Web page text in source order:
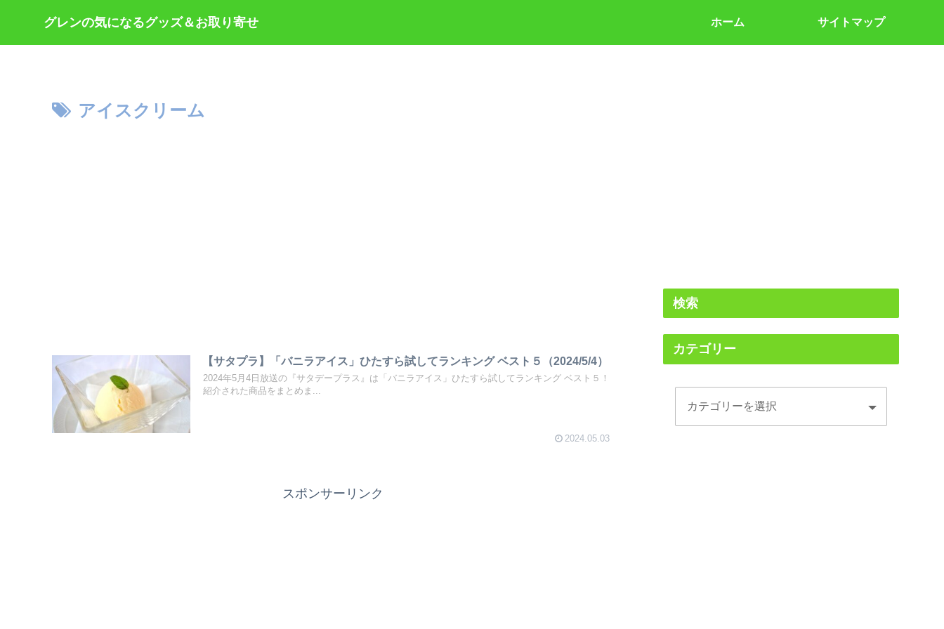
グレンの気になるグッズ＆お取り寄せ ホーム サイトマップ
アイスクリーム
【サタプラ】「バニラアイス」ひたすら試してランキング ベスト５（2024/5/4）
2024年5月4日放送の『サタデープラス』は「バニラアイス」ひたすら試してランキング ベスト５！
紹介された商品をまとめま...
2024.05.03
スポンサーリンク
検索
カテゴリー